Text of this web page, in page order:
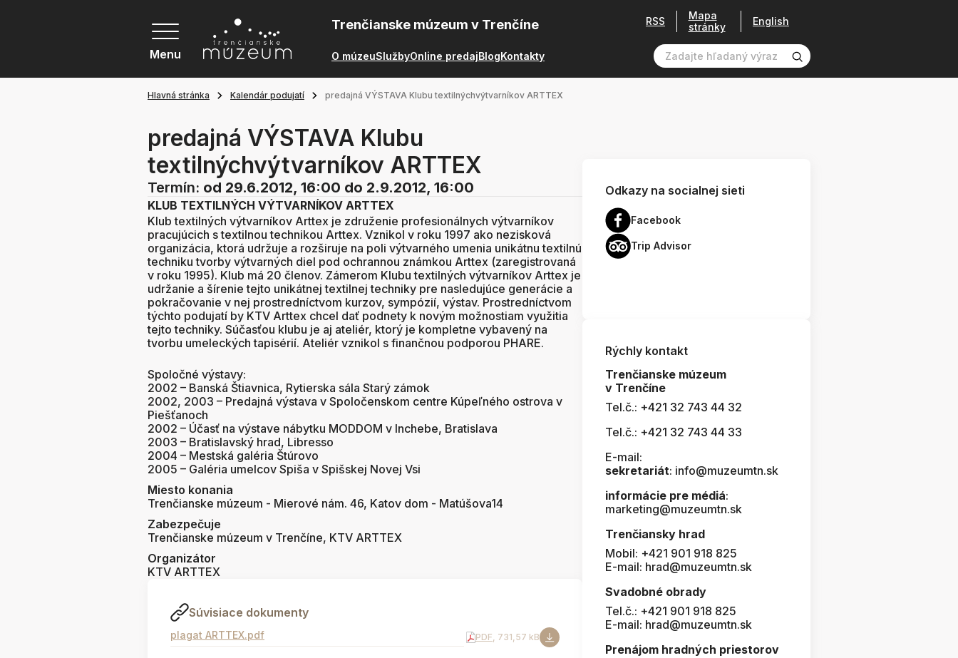
Menu
Trenčianske múzeum v Trenčíne
O múzeuSlužbyOnline predajBlogKontakty
RSS
Mapa
stránky
English
Hlavná stránka Kalendár podujatí predajná VÝSTAVA Klubu textilnýchvýtvarníkov ARTTEX
predajná VÝSTAVA Klubu
textilnýchvýtvarníkov ARTTEX
Termín: od 29.6.2012, 16:00 do 2.9.2012, 16:00
KLUB TEXTILNÝCH VÝTVARNÍKOV ARTTEX
Klub textilných výtvarníkov Arttex je združenie profesionálnych výtvarníkov
pracujúcich s textilnou technikou Arttex. Vznikol v roku 1997 ako nezisková
organizácia, ktorá udržuje a rozširuje na poli výtvarného umenia unikátnu textilnú
techniku tvorby výtvarných diel pod ochrannou známkou Arttex (zaregistrovaná
v roku 1995). Klub má 20 členov. Zámerom Klubu textilných výtvarníkov Arttex je
udržanie a šírenie tejto unikátnej textilnej techniky pre nasledujúce generácie a
pokračovanie v nej prostredníctvom kurzov, sympózií, výstav. Prostredníctvom
týchto podujatí by KTV Arttex chcel dať podnety k novým možnostiam využitia
tejto techniky. Súčasťou klubu je aj ateliér, ktorý je kompletne vybavený na
tvorbu umeleckých tapisérií. Ateliér vznikol s finančnou podporou PHARE.
Spoločné výstavy:
2002 – Banská Štiavnica, Rytierska sála Starý zámok
2002, 2003 – Predajná výstava v Spoločenskom centre Kúpeľného ostrova v
Piešťanoch
2002 – Účasť na výstave nábytku MODDOM v Inchebe, Bratislava
2003 – Bratislavský hrad, Libresso
2004 – Mestská galéria Štúrovo
2005 – Galéria umelcov Spiša v Spišskej Novej Vsi
Miesto konania
Trenčianske múzeum - Mierové nám. 46, Katov dom - Matúšova14
Zabezpečuje
Trenčianske múzeum v Trenčíne, KTV ARTTEX
Organizátor
KTV ARTTEX
Súvisiace dokumenty
plagat ARTTEX.pdf PDF, 731,57 kB
Odkazy na socialnej sieti
Facebook
Trip Advisor
Rýchly kontakt
Trenčianske múzeum
v Trenčíne
Tel.č.: +421 32 743 44 32
Tel.č.: +421 32 743 44 33
E-mail:
sekretariát: info@muzeumtn.sk
informácie pre médiá:
marketing@muzeumtn.sk
Trenčiansky hrad
Mobil: +421 901 918 825
E-mail: hrad@muzeumtn.sk
Svadobné obrady
Tel.č.: +421 901 918 825
E-mail: hrad@muzeumtn.sk
Prenájom hradných priestorov